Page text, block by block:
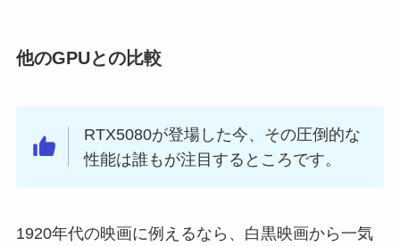
他のGPUとの比較
RTX5080が登場した今、その圧倒的な
性能は誰もが注目するところです。
1920年代の映画に例えるなら、白黒映画から一気